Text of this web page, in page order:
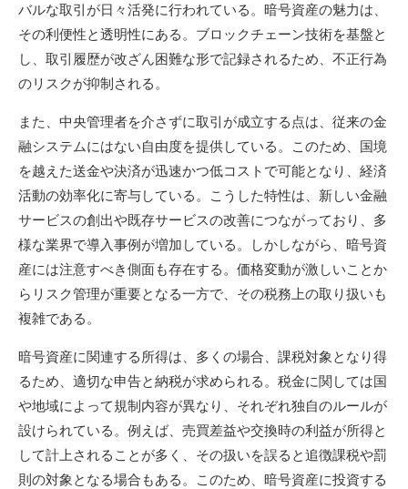
バルな取引が日々活発に行われている。暗号資産の魅力は、
その利便性と透明性にある。ブロックチェーン技術を基盤と
し、取引履歴が改ざん困難な形で記録されるため、不正行為
のリスクが抑制される。
また、中央管理者を介さずに取引が成立する点は、従来の金
融システムにはない自由度を提供している。このため、国境
を越えた送金や決済が迅速かつ低コストで可能となり、経済
活動の効率化に寄与している。こうした特性は、新しい金融
サービスの創出や既存サービスの改善につながっており、多
様な業界で導入事例が増加している。しかしながら、暗号資
産には注意すべき側面も存在する。価格変動が激しいことか
らリスク管理が重要となる一方で、その税務上の取り扱いも
複雑である。
暗号資産に関連する所得は、多くの場合、課税対象となり得
るため、適切な申告と納税が求められる。税金に関しては国
や地域によって規制内容が異なり、それぞれ独自のルールが
設けられている。例えば、売買差益や交換時の利益が所得と
して計上されることが多く、その扱いを誤ると追徴課税や罰
則の対象となる場合もある。このため、暗号資産に投資する